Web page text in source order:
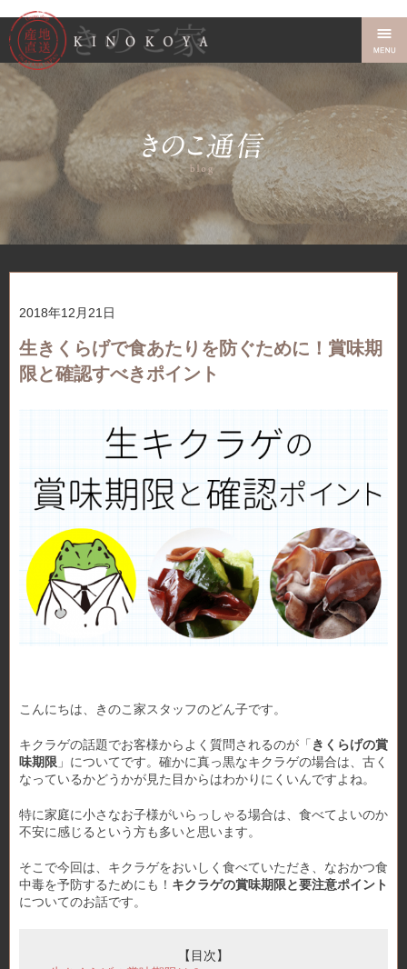
2018年12月21日
生きくらげで食あたりを防ぐために！賞味期
限と確認すべきポイント
こんにちは、きのこ家スタッフのどん子です。
キクラゲの話題でお客様からよく質問されるのが「 きくらげの賞
味期限 」についてです。確かに真っ黒なキクラゲの場合は、古く
なっているかどうかが見た目からはわかりにくいんですよね。
特に家庭に小さなお子様がいらっしゃる場合は、食べてよいのか
不安に感じるという方も多いと思います。
そこで今回は、キクラゲをおいしく食べていただき、なおかつ食
中毒を予防するためにも！ キクラゲの賞味期限と要注意ポイント
についてのお話です。
【目次】